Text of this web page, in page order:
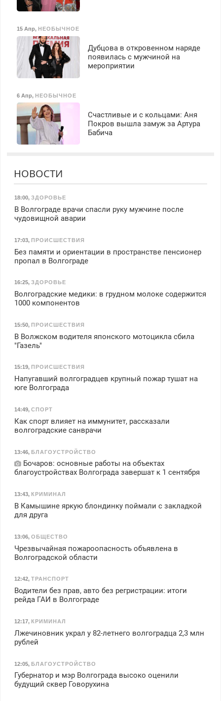
15 Апр, НЕОБЫЧНОЕ
Дубцова в откровенном наряде
появилась с мужчиной на
мероприятии
6 Апр, НЕОБЫЧНОЕ
Счастливые и с кольцами: Аня
Покров вышла замуж за Артура
Бабича
НОВОСТИ
18:00, ЗДОРОВЬЕ
В Волгограде врачи спасли руку мужчине после
чудовищной аварии
17:03, ПРОИСШЕСТВИЯ
Без памяти и ориентации в пространстве пенсионер
пропал в Волгограде
16:25, ЗДОРОВЬЕ
Волгоградские медики: в грудном молоке содержится
1000 компонентов
15:50, ПРОИСШЕСТВИЯ
В Волжском водителя японского мотоцикла сбила
"Газель"
15:19, ПРОИСШЕСТВИЯ
Напугавший волгоградцев крупный пожар тушат на
юге Волгограда
14:49, СПОРТ
Как спорт влияет на иммунитет, рассказали
волгоградские санврачи
13:46, БЛАГОУСТРОЙСТВО
Бочаров: основные работы на объектах
благоустройствах Волгограда завершат к 1 сентября
13:43, КРИМИНАЛ
В Камышине яркую блондинку поймали с закладкой
для друга
13:06, ОБЩЕСТВО
Чрезвычайная пожароопасность объявлена в
Волгоградской области
12:42, ТРАНСПОРТ
Водители без прав, авто без регристрации: итоги
рейда ГАИ в Волгограде
12:17, КРИМИНАЛ
Лжечиновник украл у 82-летнего волгоградца 2,3 млн
рублей
12:05, БЛАГОУСТРОЙСТВО
Губернатор и мэр Волгограда высоко оценили
будущий сквер Говорухина